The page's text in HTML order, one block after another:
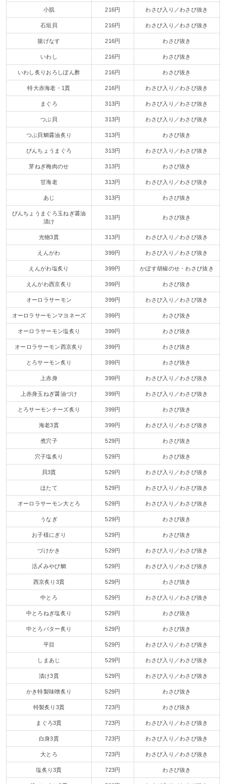
小肌 216円 わさび入り／わさび抜き
石垣貝 216円 わさび入り／わさび抜き
揚げなす 216円 わさび抜き
いわし 216円 わさび抜き
いわし炙りおろしぽん酢 216円 わさび抜き
特大赤海老・1貫 216円 わさび入り／わさび抜き
まぐろ 313円 わさび入り／わさび抜き
つぶ貝 313円 わさび入り／わさび抜き
つぶ貝鯛醤油炙り 313円 わさび抜き
びんちょうまぐろ 313円 わさび入り／わさび抜き
芽ねぎ梅肉のせ 313円 わさび抜き
甘海老 313円 わさび入り／わさび抜き
あじ 313円 わさび抜き
びんちょうまぐろ玉ねぎ醤油
漬け
313円 わさび抜き
光物3貫 313円 わさび入り／わさび抜き
えんがわ 399円 わさび入り／わさび抜き
えんがわ塩炙り 399円 かぼす胡椒のせ・わさび抜き
えんがわ西京炙り 399円 わさび抜き
オーロラサーモン 399円 わさび入り／わさび抜き
オーロラサーモンマヨネーズ 399円 わさび抜き
オーロラサーモン塩炙り 399円 わさび抜き
オーロラサーモン西京炙り 399円 わさび抜き
とろサーモン炙り 399円 わさび抜き
上赤身 399円 わさび入り／わさび抜き
上赤身玉ねぎ醤油づけ 399円 わさび入り／わさび抜き
とろサーモンチーズ炙り 399円 わさび抜き
海老3貫 399円 わさび入り／わさび抜き
煮穴子 529円 わさび抜き
穴子塩炙り 529円 わさび抜き
貝3貫 529円 わさび入り／わさび抜き
ほたて 529円 わさび入り／わさび抜き
オーロラサーモン大とろ 529円 わさび入り／わさび抜き
うなぎ 529円 わさび抜き
お子様にぎり 529円 わさび抜き
づけかき 529円 わさび入り／わさび抜き
活〆みやび鯛 529円 わさび入り／わさび抜き
西京炙り3貫 529円 わさび抜き
中とろ 529円 わさび入り／わさび抜き
中とろねぎ塩炙り 529円 わさび抜き
中とろバター炙り 529円 わさび抜き
平目 529円 わさび入り／わさび抜き
しまあじ 529円 わさび入り／わさび抜き
漬け3貫 529円 わさび入り／わさび抜き
かき特製味噌炙り 529円 わさび抜き
特製炙り3貫 723円 わさび抜き
まぐろ3貫 723円 わさび入り／わさび抜き
白身3貫 723円 わさび入り／わさび抜き
大とろ 723円 わさび入り／わさび抜き
塩炙り3貫 723円 わさび抜き